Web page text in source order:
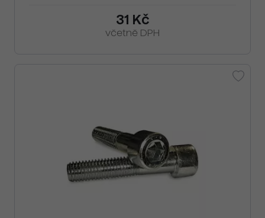
31 Kč
včetně DPH